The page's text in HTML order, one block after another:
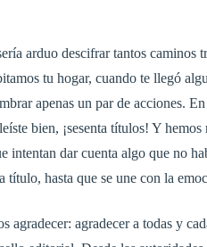
arduo descifrar tantos caminos
tu hogar, cuando te llegó
apenas un par de acciones.
bien, ¡sesenta títulos! Y
intentan dar cuenta algo que no
título, hasta que se une con la
agradecer: agradecer a todas y